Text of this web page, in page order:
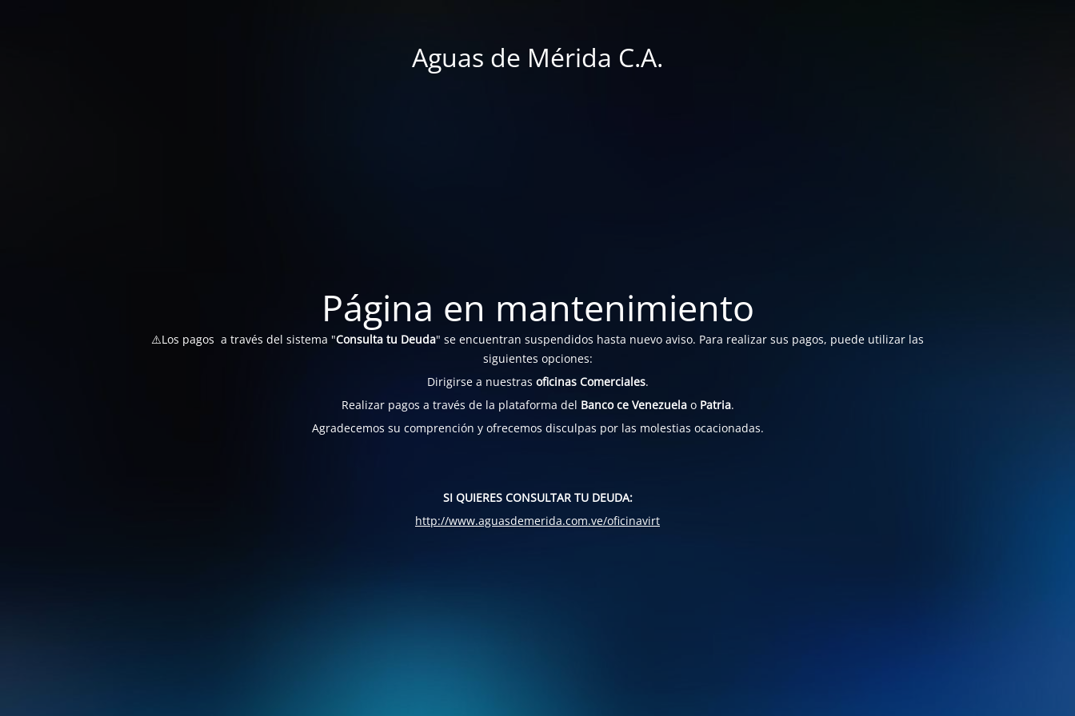
Aguas de Mérida C.A.
Página en mantenimiento
⚠️Los pagos a través del sistema "Consulta tu Deuda" se encuentran suspendidos hasta nuevo aviso. Para realizar sus pagos, puede utilizar las
siguientes opciones:
Dirigirse a nuestras oficinas Comerciales.
Realizar pagos a través de la plataforma del Banco ce Venezuelao Patria.
Agradecemos su comprención y ofrecemos disculpas por las molestias ocacionadas.
SI QUIERES CONSULTAR TU DEUDA:
http://www.aguasdemerida.com.ve/oficinavirt